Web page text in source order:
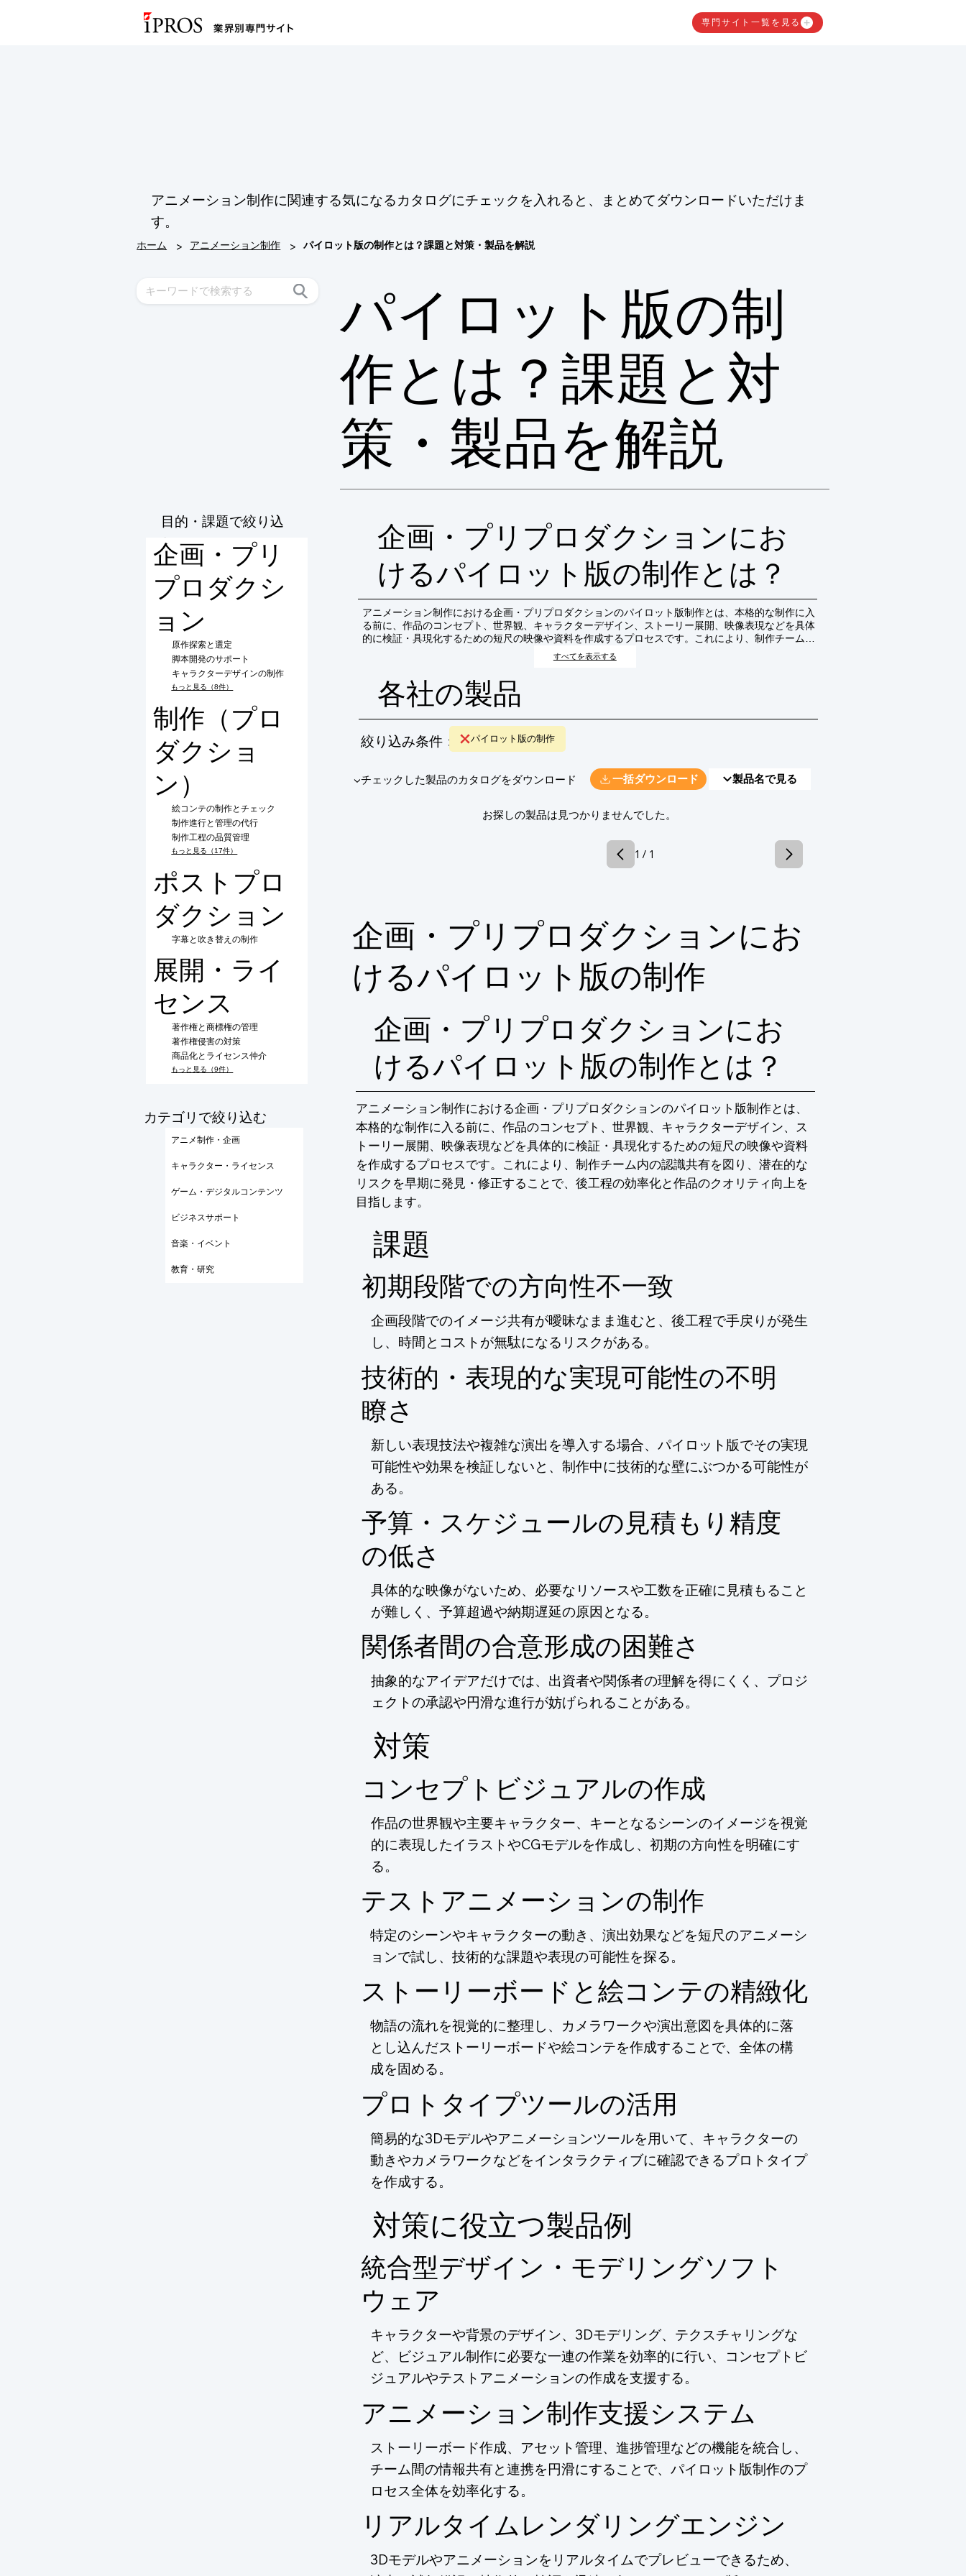
専門サイト一覧を見る
アニメーション制作に関連する気になるカタログにチェックを入れると、まとめてダウンロードいただけま
す。
ホーム > アニメーション制作 > パイロット版の制作とは？課題と対策・製品を解説
パイロット版の制
作とは？課題と対
策・製品を解説
目的・課題で絞り込
む
企画・プリ
プロダクシ
ョン
原作探索と選定
脚本開発のサポート
キャラクターデザインの制作
もっと見る（8件）
制作（プロ
ダクショ
ン）
絵コンテの制作とチェック
制作進行と管理の代行
制作工程の品質管理
もっと見る（17件）
ポストプロ
ダクション
字幕と吹き替えの制作
展開・ライ
センス
著作権と商標権の管理
著作権侵害の対策
商品化とライセンス仲介
もっと見る（9件）
​カテゴリで絞り込む
アニメ制作・企画
キャラクター・ライセンス
ゲーム・デジタルコンテンツ
ビジネスサポート
音楽・イベント
教育・研究
企画・プリプロダクションにお
けるパイロット版の制作とは？
アニメーション制作における企画・プリプロダクションのパイロット版制作とは、本格的な制作に入
る前に、作品のコンセプト、世界観、キャラクターデザイン、ストーリー展開、映像表現などを具体
的に検証・具現化するための短尺の映像や資料を作成するプロセスです。これにより、制作チーム内
の認識共有を図り、潜在的なリスクを早期に発見・修正することで、後工程の効率化と作品のクオリ
すべてを表示する
各社の製品
絞り込み条件： パイロット版の制作
​▼チェックした製品のカタログをダウンロード 一括ダウンロード 製品名で見る
​お探しの製品は見つかりませんでした。
1 / 1
企画・プリプロダクションにお
けるパイロット版の制作
企画・プリプロダクションにお
けるパイロット版の制作とは？
アニメーション制作における企画・プリプロダクションのパイロット版制作とは、
本格的な制作に入る前に、作品のコンセプト、世界観、キャラクターデザイン、ス
トーリー展開、映像表現などを具体的に検証・具現化するための短尺の映像や資料
を作成するプロセスです。これにより、制作チーム内の認識共有を図り、潜在的な
リスクを早期に発見・修正することで、後工程の効率化と作品のクオリティ向上を
目指します。
​課題
初期段階での方向性不一致
企画段階でのイメージ共有が曖昧なまま進むと、後工程で手戻りが発生
し、時間とコストが無駄になるリスクがある。
技術的・表現的な実現可能性の不明
瞭さ
新しい表現技法や複雑な演出を導入する場合、パイロット版でその実現
可能性や効果を検証しないと、制作中に技術的な壁にぶつかる可能性が
ある。
予算・スケジュールの見積もり精度
の低さ
具体的な映像がないため、必要なリソースや工数を正確に見積もること
が難しく、予算超過や納期遅延の原因となる。
関係者間の合意形成の困難さ
抽象的なアイデアだけでは、出資者や関係者の理解を得にくく、プロジ
ェクトの承認や円滑な進行が妨げられることがある。
​対策
コンセプトビジュアルの作成
作品の世界観や主要キャラクター、キーとなるシーンのイメージを視覚
的に表現したイラストやCGモデルを作成し、初期の方向性を明確にす
る。
テストアニメーションの制作
特定のシーンやキャラクターの動き、演出効果などを短尺のアニメーシ
ョンで試し、技術的な課題や表現の可能性を探る。
ストーリーボードと絵コンテの精緻化
物語の流れを視覚的に整理し、カメラワークや演出意図を具体的に落
とし込んだストーリーボードや絵コンテを作成することで、全体の構
成を固める。
プロトタイプツールの活用
簡易的な3Dモデルやアニメーションツールを用いて、キャラクターの
動きやカメラワークなどをインタラクティブに確認できるプロトタイプ
を作成する。
​対策に役立つ製品例
統合型デザイン・モデリングソフト
ウェア
キャラクターや背景のデザイン、3Dモデリング、テクスチャリングな
ど、ビジュアル制作に必要な一連の作業を効率的に行い、コンセプトビ
ジュアルやテストアニメーションの作成を支援する。
アニメーション制作支援システム
ストーリーボード作成、アセット管理、進捗管理などの機能を統合し、
チーム間の情報共有と連携を円滑にすることで、パイロット版制作のプ
ロセス全体を効率化する。
リアルタイムレンダリングエンジン
3Dモデルやアニメーションをリアルタイムでプレビューできるため、